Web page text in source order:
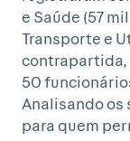
e Saúde (57
Transporte e
contrapartida,
50
Analisando os
para quem